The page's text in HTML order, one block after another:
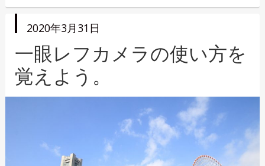
稿
テ
リ
投
日
2020年3月31日
一眼レフカメラの使い方を
覚えよう。